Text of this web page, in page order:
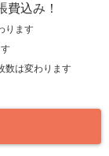
費込み！
ります
数は変わります